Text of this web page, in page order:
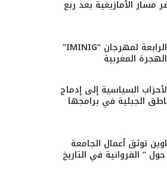
مسار الأمازيغية بعد ربع
أكادير تحتضن الدورة الرابعة لمهرجان “IMINIG”
المغربية
السياسية إلى إدماج
الجبلية في برامجها
توثق أعمال الجامعة
” القروانية في التاريخ